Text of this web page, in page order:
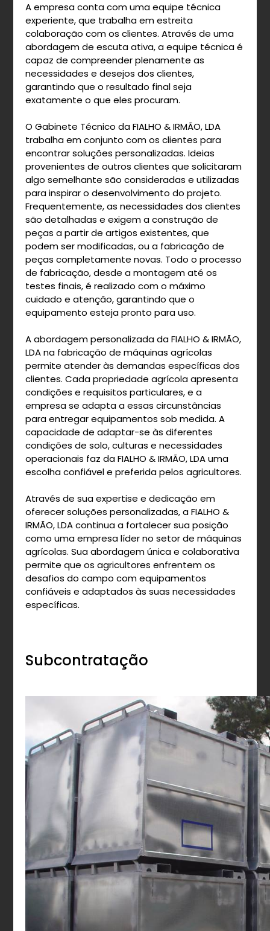
A empresa conta com uma equipe técnica
experiente, que trabalha em estreita
colaboração com os clientes. Através de uma
abordagem de escuta ativa, a equipe técnica é
capaz de compreender plenamente as
necessidades e desejos dos clientes,
garantindo que o resultado final seja
exatamente o que eles procuram.
O Gabinete Técnico da FIALHO & IRMÃO, LDA
trabalha em conjunto com os clientes para
encontrar soluções personalizadas. Ideias
provenientes de outros clientes que solicitaram
algo semelhante são consideradas e utilizadas
para inspirar o desenvolvimento do projeto.
Frequentemente, as necessidades dos clientes
são detalhadas e exigem a construção de
peças a partir de artigos existentes, que
podem ser modificadas, ou a fabricação de
peças completamente novas. Todo o processo
de fabricação, desde a montagem até os
testes finais, é realizado com o máximo
cuidado e atenção, garantindo que o
equipamento esteja pronto para uso.
A abordagem personalizada da FIALHO & IRMÃO,
LDA na fabricação de máquinas agrícolas
permite atender às demandas específicas dos
clientes. Cada propriedade agrícola apresenta
condições e requisitos particulares, e a
empresa se adapta a essas circunstâncias
para entregar equipamentos sob medida. A
capacidade de adaptar-se às diferentes
condições de solo, culturas e necessidades
operacionais faz da FIALHO & IRMÃO, LDA uma
escolha confiável e preferida pelos agricultores.
Através de sua expertise e dedicação em
oferecer soluções personalizadas, a FIALHO &
IRMÃO, LDA continua a fortalecer sua posição
como uma empresa líder no setor de máquinas
agrícolas. Sua abordagem única e colaborativa
permite que os agricultores enfrentem os
desafios do campo com equipamentos
confiáveis e adaptados às suas necessidades
específicas.
Subcontratação